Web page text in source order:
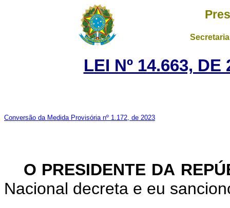
LEI Nº 14.663,
Conversão da Medida Provisória nº 1.172, de 2023
O PRESIDENTE DA
Nacional decreta e eu